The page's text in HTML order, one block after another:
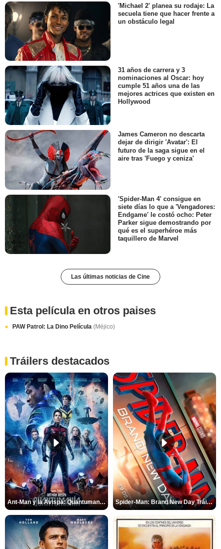
'Michael 2' planea su rodaje: La
secuela tiene que hacer frente a
un obstáculo legal
31 años de carrera y 3
nominaciones al Oscar: hoy
cumple 51 años una de las
mejores actrices que existen en
Hollywood
James Cameron no descarta
dejar de dirigir 'Avatar': El
futuro de la saga sigue en el
aire tras 'Fuego y ceniza'
'Spider-Man 4' consigue en
siete días lo que a 'Vengadores:
Endgame' le costó ocho: Peter
Parker sigue demostrando por
qué es el superhéroe más
taquillero de Marvel
Las últimas noticias de Cine
Esta película en otros paises
PAW Patrol: La Dino Película (Méjico)
Tráilers destacados
Ant-Man y la Avispa: Quantumanía Tráiler (2) Spider-Man: Brand New Day Tráiler (3)